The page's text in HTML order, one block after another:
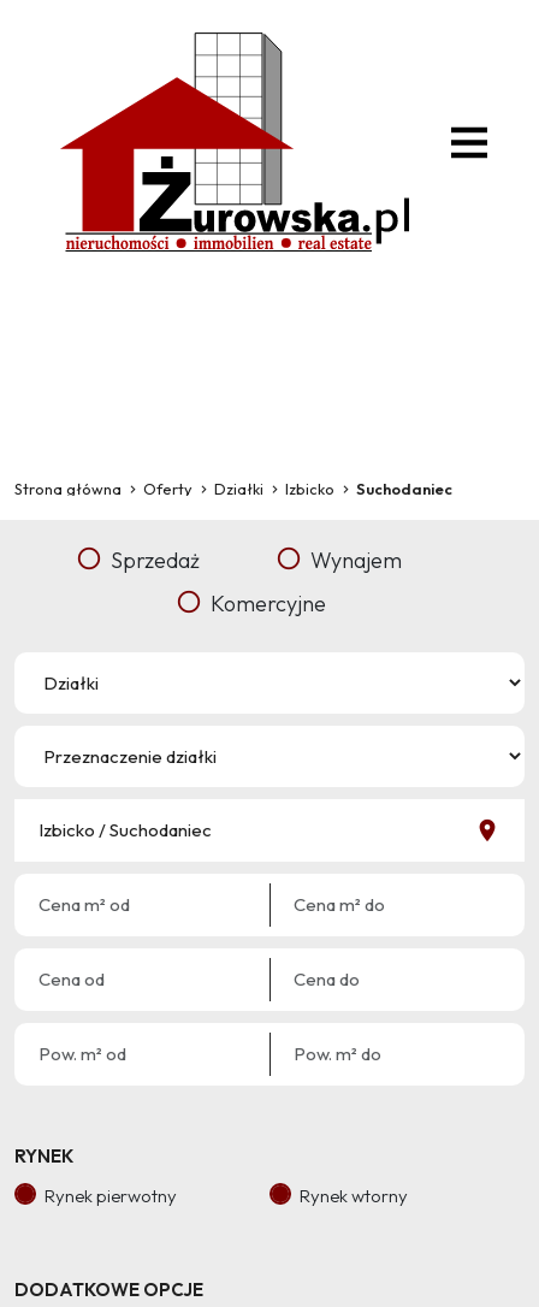
Strona główna Oferty Działki Izbicko Suchodaniec
Sprzedaż
Wynajem
Komercyjne
RYNEK
Rynek pierwotny
Rynek wtorny
DODATKOWE OPCJE